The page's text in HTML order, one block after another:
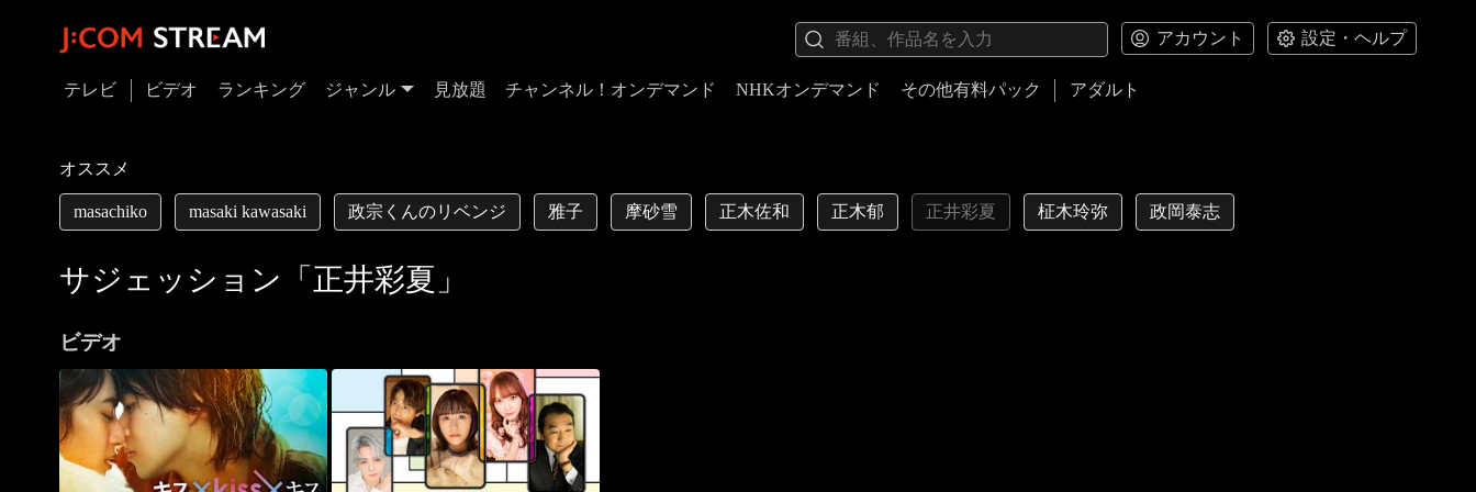
アカウント 設定・ヘルプ
テレビ ビデオ ランキング ジャンル 見放題 チャンネル！オンデマンド NHKオンデマンド その他有料パック アダルト
オススメ
masachiko masaki kawasaki 政宗くんのリベンジ 雅子 摩砂雪 正木佐和 正木郁 正井彩夏 柾木玲弥 政岡泰志
サジェッション「正井彩夏」
ビデオ